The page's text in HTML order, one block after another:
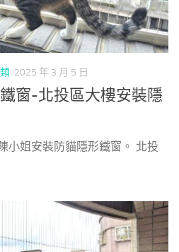
2025 年 3 月 5 日
窗-北投區大樓安裝隱
小姐安裝防貓隱形鐵窗。 北投